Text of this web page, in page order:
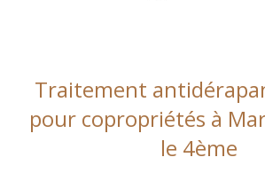
Traitement
pour copropriétés à
le 4ème